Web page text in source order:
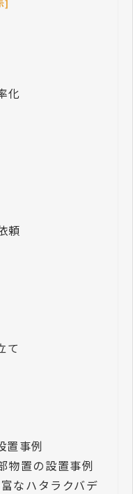
]
化
頼
て
置事例
物置の設置事例
なハタラクバデ